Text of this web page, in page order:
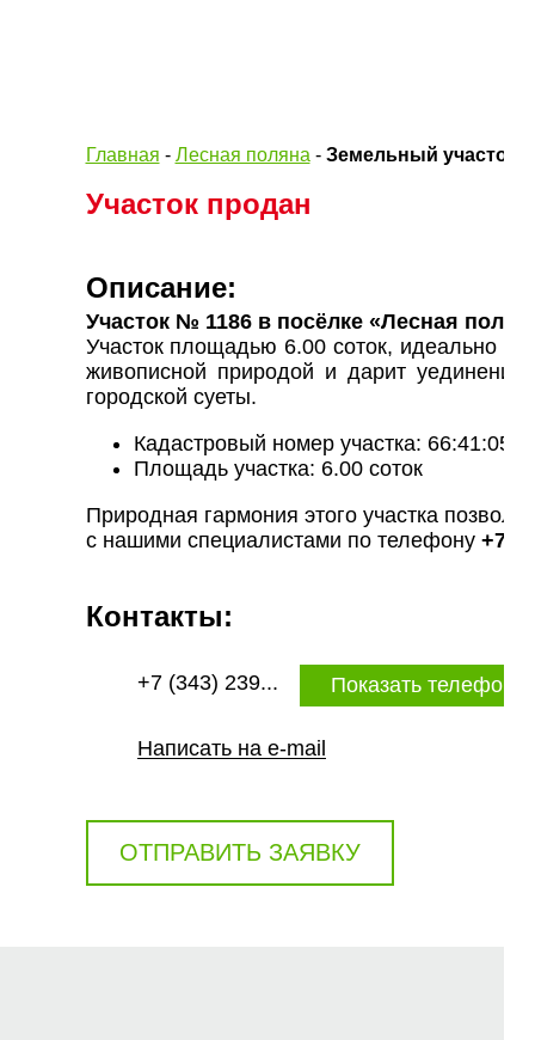
Главная - Лесная поляна - Земельный участок
Участок продан
Описание:
Участок № 1186 в посёлке «Лесная
Участок площадью 6.00 соток, идеально
живописной природой и дарит
городской суеты.
Кадастровый номер участка:
Площадь участка: 6.00 соток
Природная гармония этого участка
с нашими специалистами по телефону +7
Контакты:
+7 (343) 239... Показать телефон
Написать на e-mail
ОТПРАВИТЬ ЗАЯВКУ